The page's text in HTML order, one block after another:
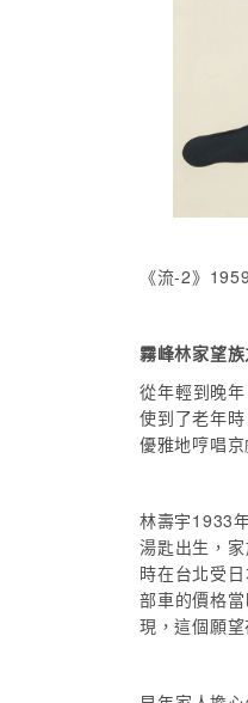
《流-2》
霧峰林家望
從年輕到晚
使到了老年
優雅地哼唱
林壽宇1933
湯匙出生，
時在台北受
部車的價格
現，這個願